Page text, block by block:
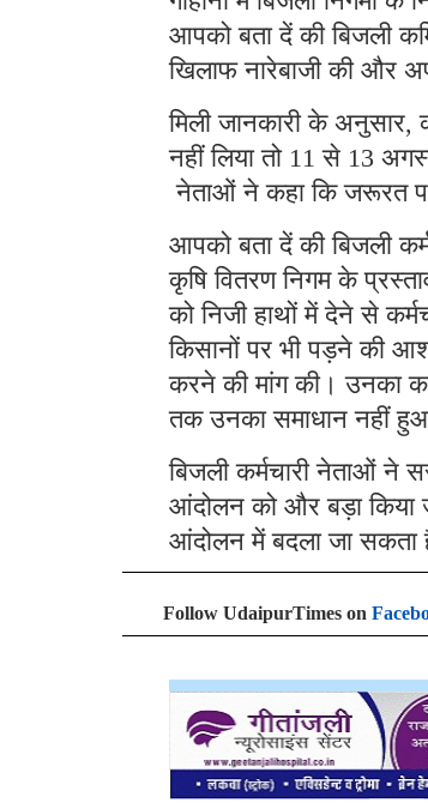
आपको बता दें की बिजली
खिलाफ नारेबाजी की और
मिली जानकारी के
नहीं लिया तो 11 से 13
नेताओं ने कहा कि जरूरत
आपको बता दें की बिजली
कृषि वितरण निगम के
को निजी हाथों में देने से
किसानों पर भी पड़ने की
करने की मांग की। उनका
तक उनका समाधान नहीं
बिजली कर्मचारी नेताओं ने
आंदोलन को और बड़ा किया
आंदोलन में बदला जा सकता
Follow UdaipurTimes on